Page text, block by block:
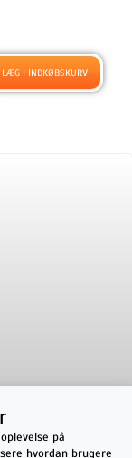
på
hvordan brugere